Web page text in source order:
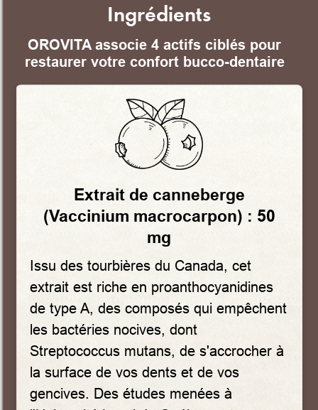
Ingrédients
OROVITA associe 4 actifs ciblés pour
restaurer votre confort bucco-dentaire
Extrait de canneberge
(Vaccinium macrocarpon) : 50
mg
Issu des tourbières du Canada, cet
extrait est riche en proanthocyanidines
de type A, des composés qui empêchent
les bactéries nocives, dont
Streptococcus mutans, de s'accrocher à
la surface de vos dents et de vos
gencives. Des études menées à